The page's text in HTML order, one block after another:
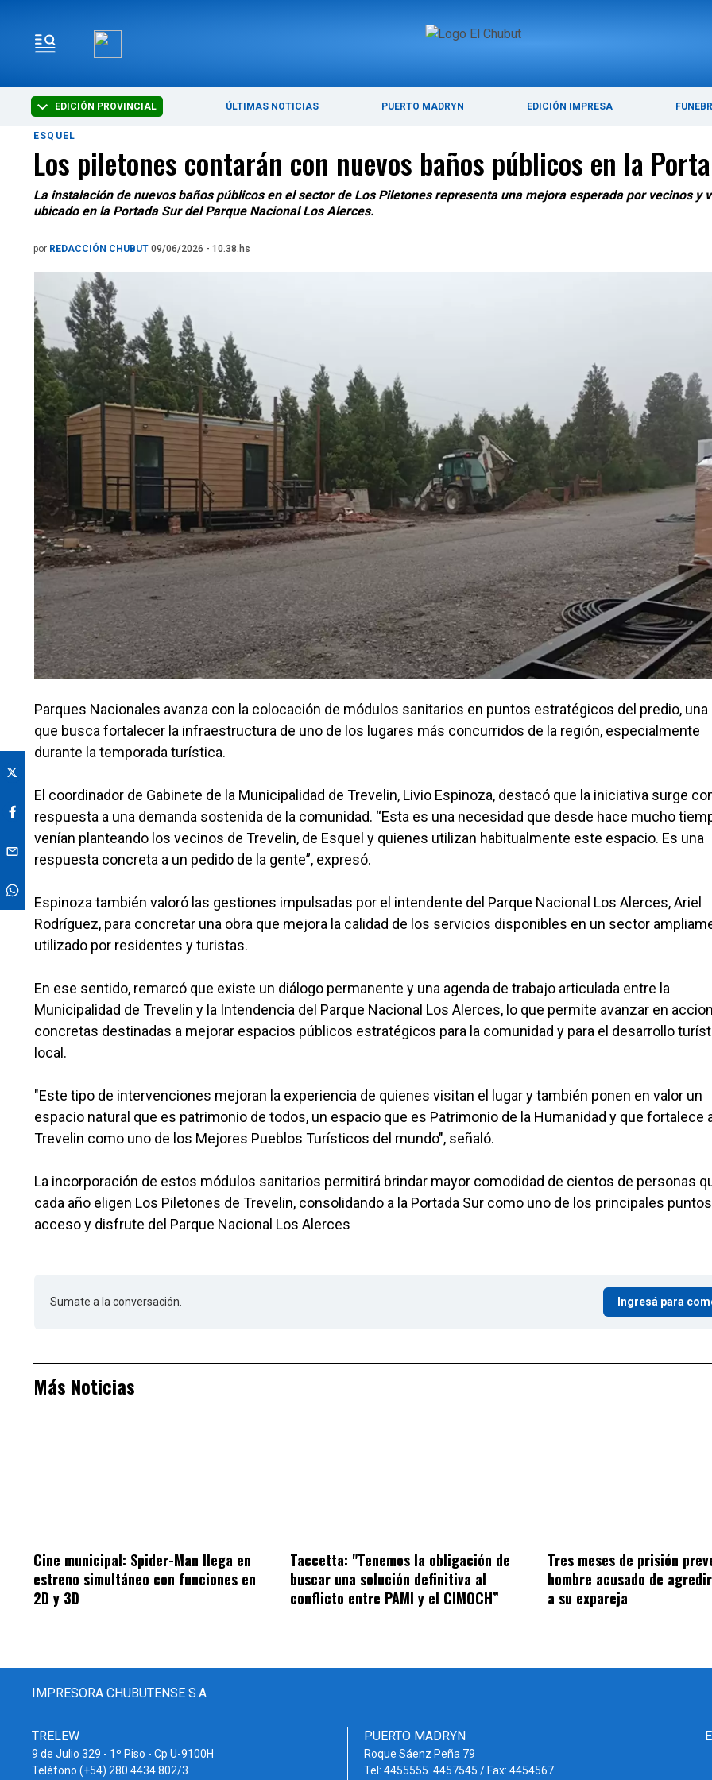
EDICIÓN PROVINCIAL ÚLTIMAS NOTICIAS PUERTO MADRYN EDICIÓN IMPRESA
ÚLTIMAS NOTICIAS
ESQUEL
Los piletones contarán con nuevos baños públicos en la
La instalación de nuevos baños públicos en el sector de Los Piletones representa una mejora esperada por vecinos
ubicado en la Portada Sur del Parque Nacional Los Alerces.
por REDACCIÓN CHUBUT 09/06/2026 - 10.38.hs
Parques Nacionales avanza con la colocación de módulos sanitarios en puntos estratégicos del predio, una
que busca fortalecer la infraestructura de uno de los lugares más concurridos de la región, especialmente
durante la temporada turística.
El coordinador de Gabinete de la Municipalidad de Trevelin, Livio Espinoza, destacó que la iniciativa surge
respuesta a una demanda sostenida de la comunidad. “Esta es una necesidad que desde hace mucho
venían planteando los vecinos de Trevelin, de Esquel y quienes utilizan habitualmente este espacio. Es una
respuesta concreta a un pedido de la gente”, expresó.
Espinoza también valoró las gestiones impulsadas por el intendente del Parque Nacional Los Alerces, Ariel
Rodríguez, para concretar una obra que mejora la calidad de los servicios disponibles en un sector
utilizado por residentes y turistas.
En ese sentido, remarcó que existe un diálogo permanente y una agenda de trabajo articulada entre la
Municipalidad de Trevelin y la Intendencia del Parque Nacional Los Alerces, lo que permite avanzar en
concretas destinadas a mejorar espacios públicos estratégicos para la comunidad y para el desarrollo
local.
"Este tipo de intervenciones mejoran la experiencia de quienes visitan el lugar y también ponen en valor un
espacio natural que es patrimonio de todos, un espacio que es Patrimonio de la Humanidad y que fortalece
Trevelin como uno de los Mejores Pueblos Turísticos del mundo", señaló.
La incorporación de estos módulos sanitarios permitirá brindar mayor comodidad de cientos de personas
cada año eligen Los Piletones de Trevelin, consolidando a la Portada Sur como uno de los principales
acceso y disfrute del Parque Nacional Los Alerces
Sumate a la conversación. Ingresá para
Más Noticias
Cine municipal: Spider-Man llega en
estreno simultáneo con funciones en
2D y 3D
Taccetta: "Tenemos la obligación de
buscar una solución definitiva al
conflicto entre PAMI y el CIMOCH”
Tres meses de prisión
hombre acusado de
a su expareja
IMPRESORA CHUBUTENSE S.A
TRELEW
9 de Julio 329 - 1º Piso - Cp U-9100H
Teléfono (+54) 280 4434 802/3
PUERTO MADRYN
Roque Sáenz Peña 79
Tel: 4455555. 4457545 / Fax: 4454567